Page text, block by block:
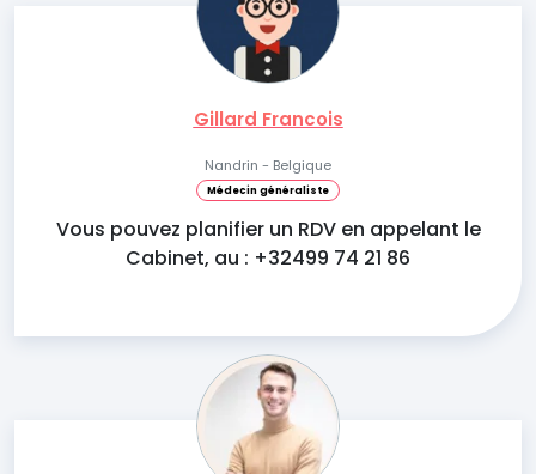
Gillard Francois
Nandrin - Belgique
Médecin généraliste
Vous pouvez planifier un RDV en appelant le
Cabinet, au : +32499 74 21 86